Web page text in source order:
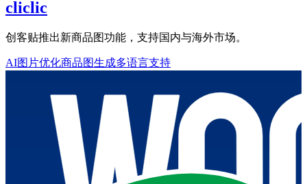
cliclic
创客贴推出新商品图功能，支持国内与海外市场。
AI图片优化商品图生成多语言支持